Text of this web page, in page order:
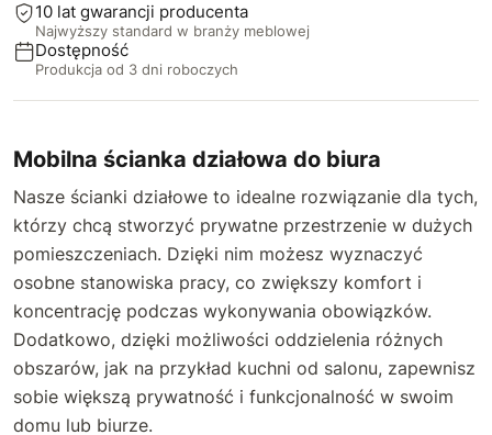
65 cm
66 cm +18 zł
67 cm
68 cm +24 zł
69 cm +27 zł
70 cm +30 zł
71 cm
72 cm
84 cm
85 cm +10 zł
86 cm
87 cm +14 zł
88 cm +16 zł
89 cm +18 zł
90 cm +20 zł
91 cm
10 lat gwarancji producenta
Najwyższy standard w branży meblowej
Dostępność
Produkcja od 3 dni roboczych
Mobilna ścianka działowa do biura
Nasze ścianki działowe to idealne rozwiązanie dla tych,
którzy chcą stworzyć prywatne przestrzenie w dużych
pomieszczeniach. Dzięki nim możesz wyznaczyć
osobne stanowiska pracy, co zwiększy komfort i
koncentrację podczas wykonywania obowiązków.
Dodatkowo, dzięki możliwości oddzielenia różnych
obszarów, jak na przykład kuchni od salonu, zapewnisz
sobie większą prywatność i funkcjonalność w swoim
domu lub biurze.